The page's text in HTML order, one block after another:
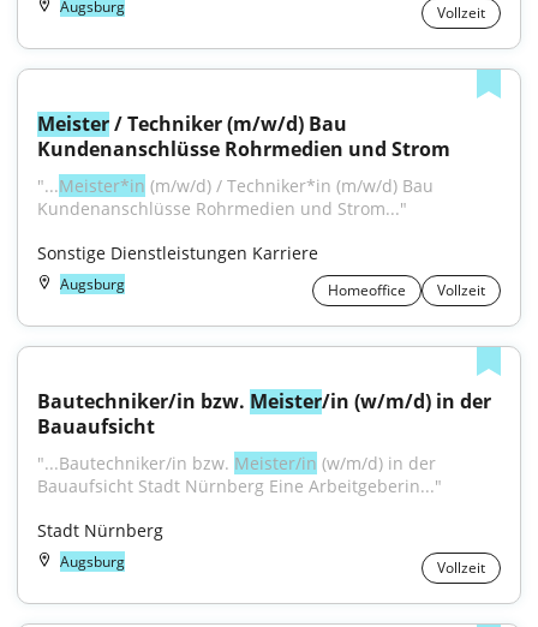
Augsburg Vollzeit
Meister / Techniker (m/w/d) Bau
Kundenanschlüsse Rohrmedien und Strom
"...Meister*in (m/w/d) / Techniker*in (m/w/d) Bau
Kundenanschlüsse Rohrmedien und Strom..."
Sonstige Dienstleistungen Karriere
Augsburg Homeoffice Vollzeit
Bautechniker/in bzw. Meister/in (w/m/d) in der
Bauaufsicht
"...Bautechniker/in bzw. Meister/in (w/m/d) in der
Bauaufsicht Stadt Nürnberg Eine Arbeitgeberin..."
Stadt Nürnberg
Augsburg Vollzeit